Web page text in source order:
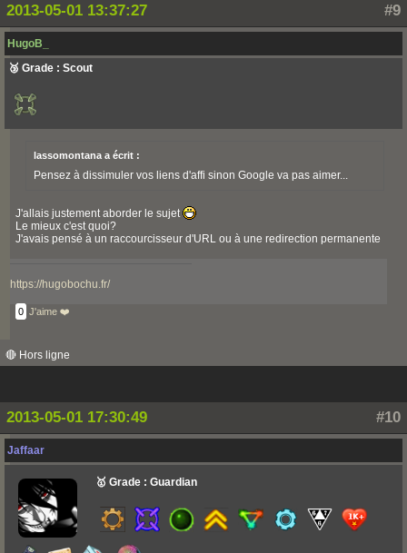
#9
2013-05-01 13:37:27
HugoB_
🥉 Grade : Scout
lassomontana a écrit :
Pensez à dissimuler vos liens d'affi sinon Google va pas aimer...
J'allais justement aborder le sujet
Le mieux c'est quoi?
J'avais pensé à un raccourcisseur d'URL ou à une redirection permanente
https://hugobochu.fr/
0 J'aime ❤️
🔴 Hors ligne
#10
2013-05-01 17:30:49
Jaffaar
🥇 Grade : Guardian